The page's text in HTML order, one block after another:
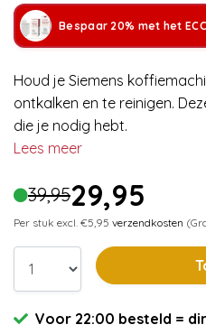
Bespaar 20% met het
Houd je Siemens
ontkalken en te reinigen.
die je nodig hebt.
Lees meer
39,9529,95
Per stuk excl. €5,95 verzendkosten
Voor 22:00 besteld =